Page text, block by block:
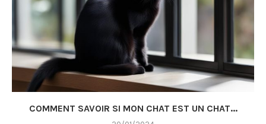
COMMENT SAVOIR SI MON CHAT EST UN CHAT...